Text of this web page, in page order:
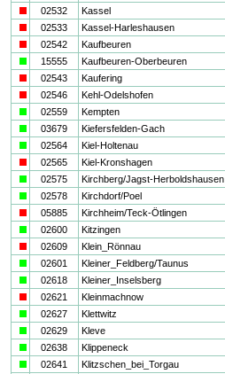
02532 Kassel
02533 Kassel-Harleshausen
02542 Kaufbeuren
15555 Kaufbeuren-Oberbeuren
02543 Kaufering
02546 Kehl-Odelshofen
02559 Kempten
03679 Kiefersfelden-Gach
02564 Kiel-Holtenau
02565 Kiel-Kronshagen
02575 Kirchberg/Jagst-Herboldshausen
02578 Kirchdorf/Poel
05885 Kirchheim/Teck-Ötlingen
02600 Kitzingen
02609 Klein_Rönnau
02601 Kleiner_Feldberg/Taunus
02618 Kleiner_Inselsberg
02621 Kleinmachnow
02627 Klettwitz
02629 Kleve
02638 Klippeneck
02641 Klitzschen_bei_Torgau